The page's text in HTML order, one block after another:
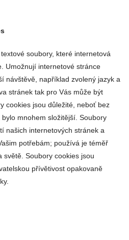
soubory, které internetová
Umožnují internetové stránce
návštěvě, například zvolený jazyk a
stránek tak pro Vás může být
cookies jsou důležité, neboť bez
mnohem složitější. Soubory
našich internetových stránek a
potřebám; používá je téměř
světě. Soubory cookies jsou
přívětivost opakovaně